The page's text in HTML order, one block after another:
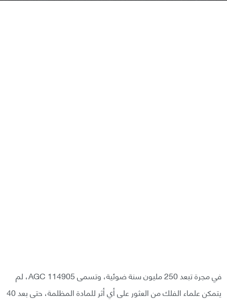
في مجرة تبعد 250 مليون سنة ضوئية، وتسمى AGC 114905، لم
يتمكن علماء الفلك من العثور على أي أثر للمادة المظلمة، حتى بعد 40